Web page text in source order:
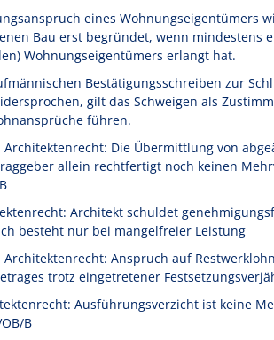
eines Wohnungseigentümers
Bau erst begründet, wenn mindestens
Wohnungseigentümers erlangt hat.
Bestätigungsschreiben zur
gilt das Schweigen als
führen.
Architektenrecht: Die Übermittlung von
allein rechtfertigt noch keinen
Architekt schuldet
besteht nur bei mangelfreier Leistung
Architektenrecht: Anspruch auf
trotz eingetretener
Ausführungsverzicht ist keine
B